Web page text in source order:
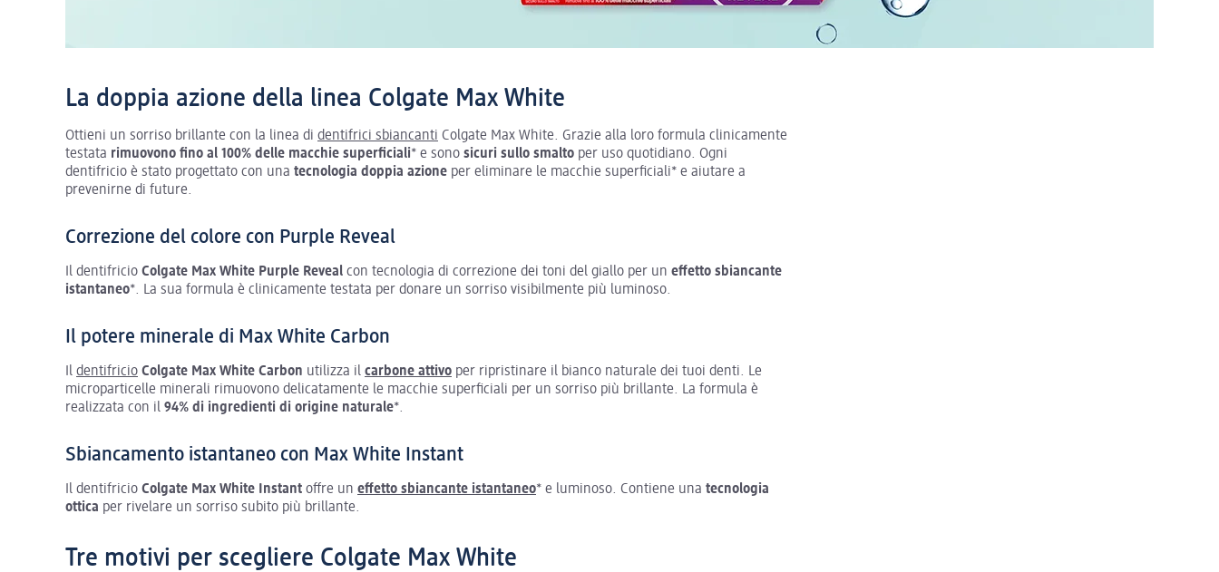
La doppia azione della linea Colgate Max White
Ottieni un sorriso brillante con la linea di dentifrici sbiancanti Colgate Max White. Grazie alla loro formula clinicamente
testata rimuovono fino al 100% delle macchie superficiali* e sono sicuri sullo smalto per uso quotidiano. Ogni
dentifricio è stato progettato con una tecnologia doppia azione per eliminare le macchie superficiali* e aiutare a
prevenirne di future.
Correzione del colore con Purple Reveal
Il dentifricio Colgate Max White Purple Reveal con tecnologia di correzione dei toni del giallo per un effetto sbiancante
istantaneo*. La sua formula è clinicamente testata per donare un sorriso visibilmente più luminoso.
Il potere minerale di Max White Carbon
Il dentifricio Colgate Max White Carbon utilizza il carbone attivo per ripristinare il bianco naturale dei tuoi denti. Le
microparticelle minerali rimuovono delicatamente le macchie superficiali per un sorriso più brillante. La formula è
realizzata con il 94% di ingredienti di origine naturale*.
Sbiancamento istantaneo con Max White Instant
Il dentifricio Colgate Max White Instant offre un effetto sbiancante istantaneo* e luminoso. Contiene una tecnologia
ottica per rivelare un sorriso subito più brillante.
Tre motivi per scegliere Colgate Max White